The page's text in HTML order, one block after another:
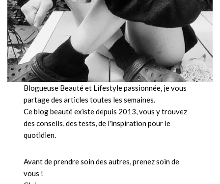
Blogueuse Beauté et Lifestyle passionnée, je vous
partage des articles toutes les semaines.
Ce blog beauté existe depuis 2013, vous y trouvez
des conseils, des tests, de l'inspiration pour le
quotidien.
Avant de prendre soin des autres, prenez soin de
vous !